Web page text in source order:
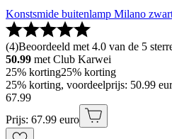
Konstsmide buitenlamp Milano
(4)Beoordeeld met 4.0 van de 5
50.99 met Club Karwei
25% korting25% korting
25% korting, voordeelprijs: 50.99
67.99
Prijs: 67.99 euro